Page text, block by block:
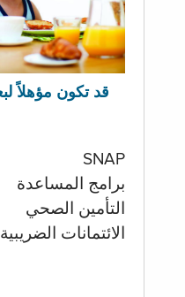
قد تكون مؤهلاً
SNAP
برامج المساعدة
التأمين الصحي
الائتمانات الضريبية